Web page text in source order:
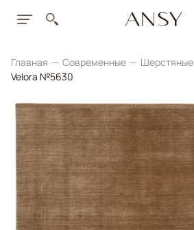
Главная Современные Шерстяные
Velora №5630